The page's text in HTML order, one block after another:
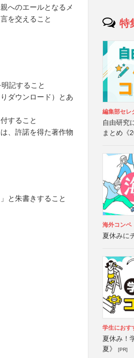
へのエールとなるメ
を交えること
記すること
ダウンロード）とあ
すること
、許諾を得た著作物
と朱書きすること
特
編集部セレ
自由研究
まとめ《
海外コンペ
夏休みに
学生におす
夏休み！
夏》
[PR]